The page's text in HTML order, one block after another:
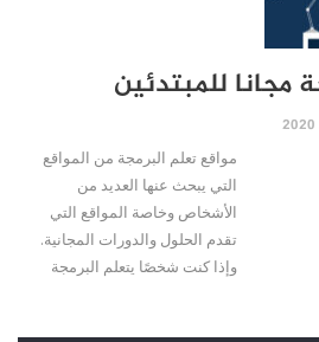
مجانا للمبتدئين
مواقع تعلم البرمجة من المواقع
التي يبحث عنها العديد من
الأشخاص وخاصة المواقع التي
تقدم الحلول والدورات المجانية.
وإذا كنت شخصًا يتعلم البرمجة